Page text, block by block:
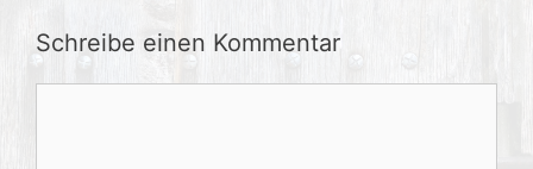
Schreibe einen Kommentar